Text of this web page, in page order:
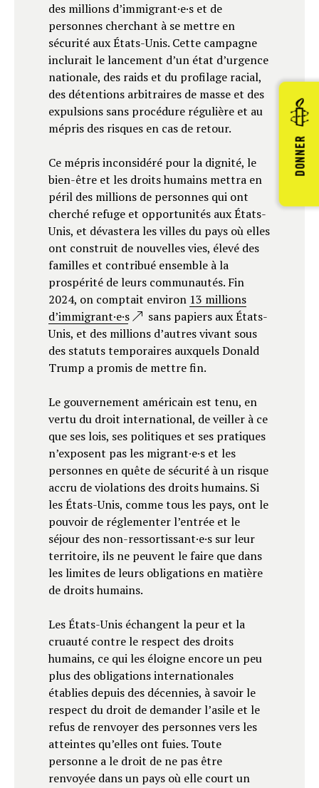
DONNER
des millions d’immigrant·e·s et de
personnes cherchant à se mettre en
sécurité aux États-Unis. Cette campagne
inclurait le lancement d’un état d’urgence
nationale, des raids et du profilage racial,
des détentions arbitraires de masse et des
expulsions sans procédure régulière et au
mépris des risques en cas de retour.
Ce mépris inconsidéré pour la dignité, le
bien-être et les droits humains mettra en
péril des millions de personnes qui ont
cherché refuge et opportunités aux États-
Unis, et dévastera les villes du pays où elles
ont construit de nouvelles vies, élevé des
familles et contribué ensemble à la
prospérité de leurs communautés. Fin
2024, on comptait environ 13 millions
d’immigrant·e·s
sans papiers aux États-
Unis, et des millions d’autres vivant sous
des statuts temporaires auxquels Donald
Trump a promis de mettre fin.
Le gouvernement américain est tenu, en
vertu du droit international, de veiller à ce
que ses lois, ses politiques et ses pratiques
n’exposent pas les migrant·e·s et les
personnes en quête de sécurité à un risque
accru de violations des droits humains. Si
les États-Unis, comme tous les pays, ont le
pouvoir de réglementer l’entrée et le
séjour des non-ressortissant·e·s sur leur
territoire, ils ne peuvent le faire que dans
les limites de leurs obligations en matière
de droits humains.
Les États-Unis échangent la peur et la
cruauté contre le respect des droits
humains, ce qui les éloigne encore un peu
plus des obligations internationales
établies depuis des décennies, à savoir le
respect du droit de demander l’asile et le
refus de renvoyer des personnes vers les
atteintes qu’elles ont fuies. Toute
personne a le droit de ne pas être
renvoyée dans un pays où elle court un